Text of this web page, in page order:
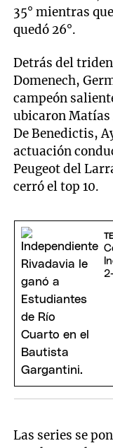
35° mientras
quedó 26°.
Detrás del
Domenech,
campeón
ubicaron Matías
De Benedictis,
actuación
Peugeot del
cerró el top 10.
Las series se